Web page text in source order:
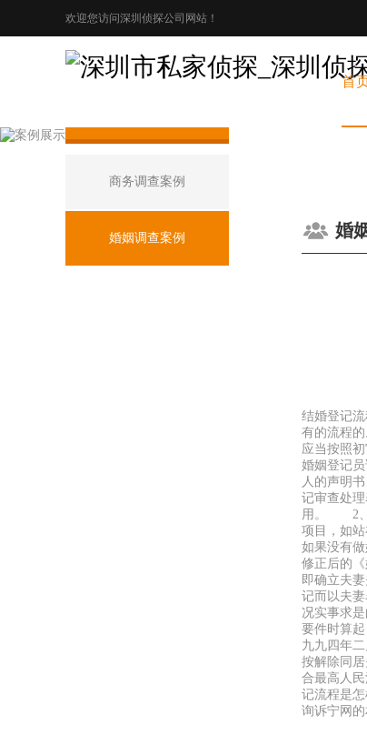
欢迎您访问深圳侦探公司网站！
首
商务调查案例
婚姻调查案例 婚
结婚登记
有的流程
应当按照
婚姻登记
人的声明
记审查处
用。 2、
项目，如
如果没有
修正后的
即确立夫
记而以夫
况实事求
要件时算
九九四年
按解除同
合最高人
记流程是
询诉宁网